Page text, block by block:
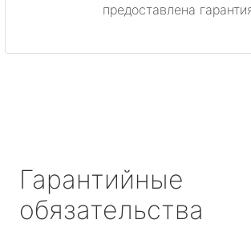
предоставлена
Гарантийные
обязательства